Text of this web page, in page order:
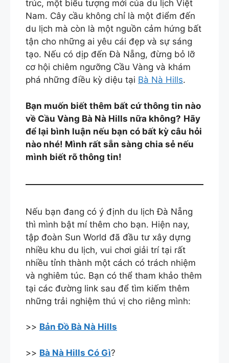
trúc, một biểu tượng mới của du lịch Việt
Nam. Cây cầu không chỉ là một điểm đến
du lịch mà còn là một nguồn cảm hứng bất
tận cho những ai yêu cái đẹp và sự sáng
tạo. Nếu có dịp đến Đà Nẵng, đừng bỏ lỡ
cơ hội chiêm ngưỡng Cầu Vàng và khám
phá những điều kỳ diệu tại Bà Nà Hills.
Bạn muốn biết thêm bất cứ thông tin nào
về Cầu Vàng Bà Nà Hills nữa không? Hãy
để lại bình luận nếu bạn có bất kỳ câu hỏi
nào nhé! Mình rất sẵn sàng chia sẻ nếu
mình biết rõ thông tin!
Nếu bạn đang có ý định du lịch Đà Nẵng
thì mình bật mí thêm cho bạn. Hiện nay,
tập đoàn Sun World đã đầu tư xây dựng
nhiều khu du lịch, vui chơi giải trí tại rất
nhiều tỉnh thành một cách có trách nhiệm
và nghiêm túc. Bạn có thể tham khảo thêm
tại các đường link sau để tìm kiếm thêm
những trải nghiệm thú vị cho riêng mình:
>> Bản Đồ Bà Nà Hills
>> Bà Nà Hills Có Gì?